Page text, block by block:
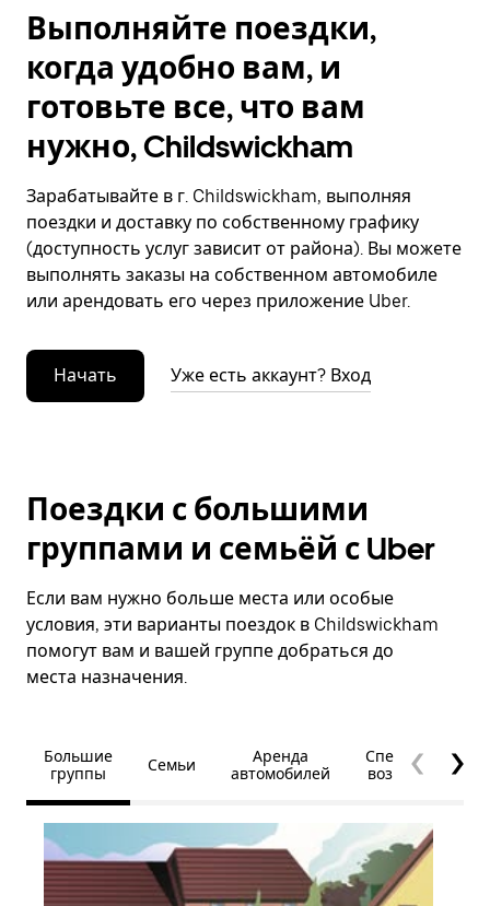
Выполняйте поездки,
когда удобно вам, и
готовьте все, что вам
нужно, Childswickham
Зарабатывайте в г. Childswickham, выполняя
поездки и доставку по собственному графику
(доступность услуг зависит от района). Вы можете
выполнять заказы на собственном автомобиле
или арендовать его через приложение Uber.
Начать Уже есть аккаунт? Вход
Поездки с большими
группами и семьёй с Uber
Если вам нужно больше места или особые
условия, эти варианты поездок в Childswickham
помогут вам и вашей группе добраться до
места назначения.
Большие
группы
Семьи
Аренда
автомобилей
Специальные
возможности